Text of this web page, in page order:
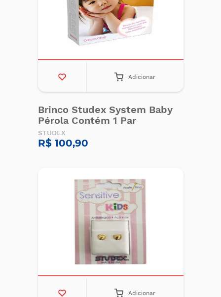
Adicionar
Brinco Studex System Baby
Pérola Contém 1 Par
STUDEX
R$ 100,90
Adicionar